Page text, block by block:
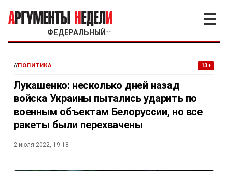
ФЕДЕРАЛЬНЫЙ ﹀
☰
//ПОЛИТИКА 13+
Лукашенко: несколько дней назад
войска Украины пытались ударить по
военным объектам Белоруссии, но все
ракеты были перехвачены
2 июля 2022, 19:18